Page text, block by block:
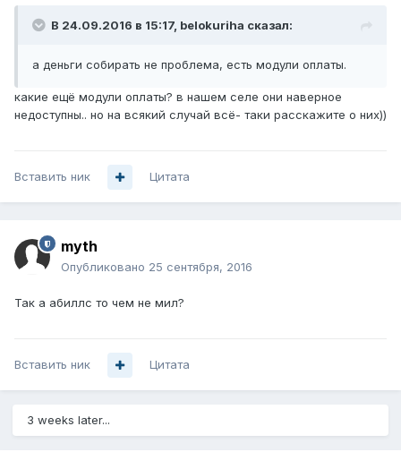
В 24.09.2016 в 15:17, belokuriha сказал:
а деньги собирать не проблема, есть модули оплаты.
какие ещё модули оплаты? в нашем селе они наверное
недоступны.. но на всякий случай всё- таки расскажите о них))
Вставить ник Цитата
myth
Опубликовано 25 сентября, 2016
Так а абиллс то чем не мил?
Вставить ник Цитата
3 weeks later...